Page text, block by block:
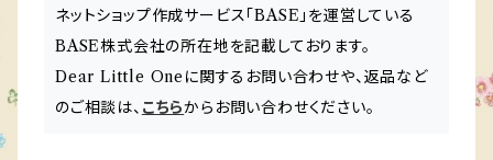
ネットショップ作成サービス「BASE」を運営している
BASE株式会社の所在地を記載しております。
Dear Little Oneに関するお問い合わせや、返品など
のご相談は、 こちらからお問い合わせください。